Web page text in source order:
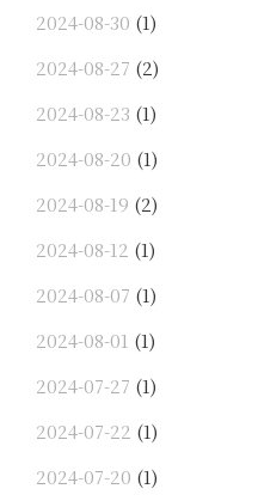
2024-08-30 (1)
2024-08-27 (2)
2024-08-23 (1)
2024-08-20 (1)
2024-08-19 (2)
2024-08-12 (1)
2024-08-07 (1)
2024-08-01 (1)
2024-07-27 (1)
2024-07-22 (1)
2024-07-20 (1)